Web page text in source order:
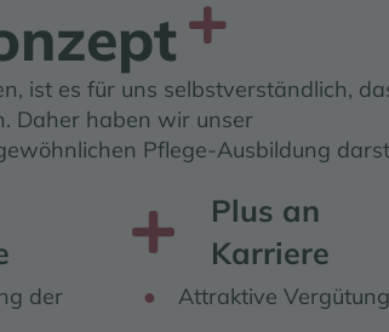
ist es für uns selbstverständlich,
Daher haben wir unser
Pflege-Ausbildung
der
Plus an Karriere
Plus an
Karriere
Attraktive Vergütung